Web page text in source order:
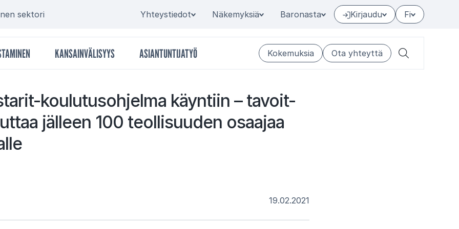
sektori SecondaryYhteystiedot Näkemyksiä Baronasta Kirjaudu Fi
KANSAINVÄLISYYS ASIANTUNTIJATYÖ Kokemuksia Ota yhteyttä Hae
kou­lu­tus­oh­jel­ma käyn­tiin – ta­voit­
jäl­leen 100 teol­li­suu­den osaa­jaa
19.02.2021